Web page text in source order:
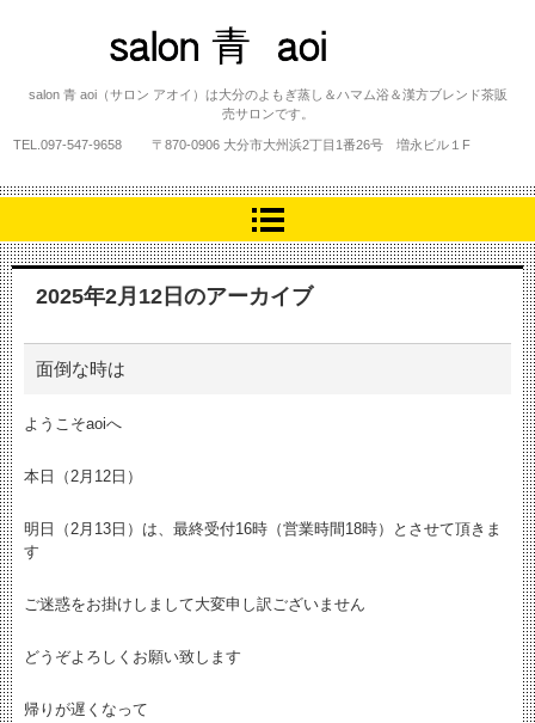
salon 青 aoi
salon 青 aoi（サロン アオイ）は大分のよもぎ蒸し＆ハマム浴＆漢方ブレンド茶販
売サロンです。
TEL. 097-547-9658 〒870-0906 大分市大州浜2丁目1番26号 増永ビル１F
2025年2月12日 のアーカイブ
面倒な時は
ようこそaoiへ
本日（2月12日）
明日（2月13日）は、最終受付16時（営業時間18時）とさせて頂きま
す
ご迷惑をお掛けしまして大変申し訳ございません
どうぞよろしくお願い致します
帰りが遅くなって